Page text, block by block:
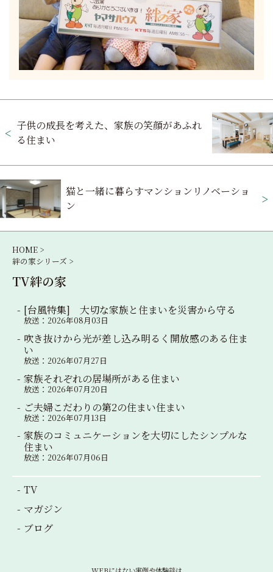
稿
ナ
ビ
ゲ
ー
シ
ョ
子供の成長を考えた、家族の笑顔があふれ
る住まい
猫と一緒に暮らすマンションリノベーショ
ン
HOME >
絆の家シリーズ >
TV絆の家
[台風特集] 大切な家族と住まいを災害から守る
放送：2026年08月03日
吹き抜けから光が差し込み明るく開放感のある住ま
い
放送：2026年07月27日
家族それぞれの居場所がある住まい
放送：2026年07月20日
ご夫婦こだわりの第2の住まい住まい
放送：2026年07月13日
家族のコミュニケーションを大切にしたシンプルな
住まい
放送：2026年07月06日
TV
マガジン
ブログ
WEBにはない実例や体験談は